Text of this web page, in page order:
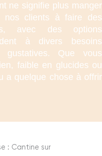
ne signifie plus manger
nos clients à faire des
avec des options
à divers besoins
gustatives. Que vous
faible en glucides ou
a quelque chose à offrir